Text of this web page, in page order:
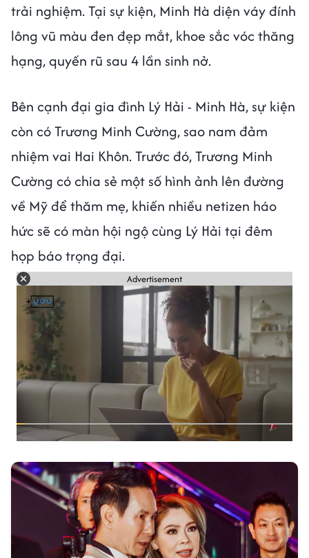
trải nghiệm. Tại sự kiện, Minh Hà diện váy đính
lông vũ màu đen đẹp mắt, khoe sắc vóc thăng
hạng, quyến rũ sau 4 lần sinh nở.
Bên cạnh đại gia đình Lý Hải - Minh Hà, sự kiện
còn có Trương Minh Cường, sao nam đảm
nhiệm vai Hai Khôn. Trước đó, Trương Minh
Cường có chia sẻ một số hình ảnh lên đường
về Mỹ để thăm mẹ, khiến nhiều netizen háo
hức sẽ có màn hội ngộ cùng Lý Hải tại đêm
họp báo trọng đại.
Advertisement